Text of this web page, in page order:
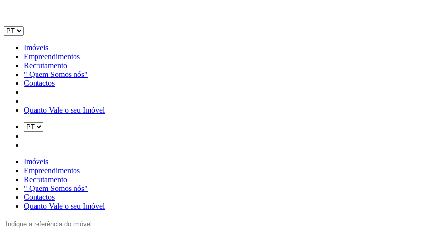
Imóveis
Empreendimentos
Recrutamento
" Quem Somos nós"
Contactos
Quanto Vale o seu Imóvel
Imóveis
Empreendimentos
Recrutamento
" Quem Somos nós"
Contactos
Quanto Vale o seu Imóvel